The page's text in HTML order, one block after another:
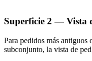
Superficie 2 — Vista
Para pedidos más
subconjunto, la vista de